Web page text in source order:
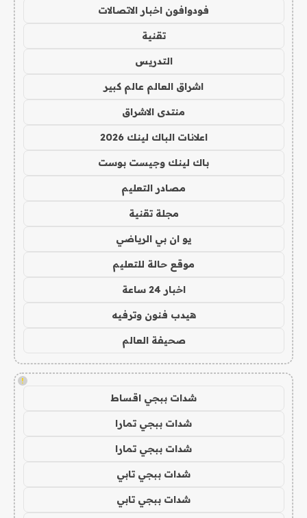
فودوافون اخبار الاتصالات
تقنية
التدريس
اشراق العالم عالم كبير
منتدى الاشراق
اعلانات الباك لينك 2026
باك لينك وجيست بوست
مصادر التعليم
مجلة تقنية
يو ان بي الرياضي
موقع حالة للتعليم
اخبار 24 ساعة
هيدب فنون وترفيه
صحيفة العالم
!
شدات ببجي اقساط
شدات ببجي تمارا
شدات ببجي تمارا
شدات ببجي تابي
شدات ببجي تابي